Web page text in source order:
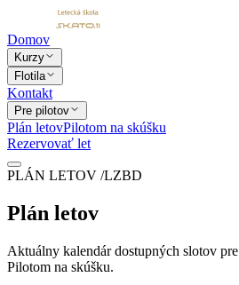
Domov
Kurzy
Flotila
Kontakt
Pre pilotov
Plán letovPilotom na skúšku
Rezervovať let
PLÁN LETOV /LZBD
Plán letov
Aktuálny kalendár dostupných slotov
Pilotom na skúšku.